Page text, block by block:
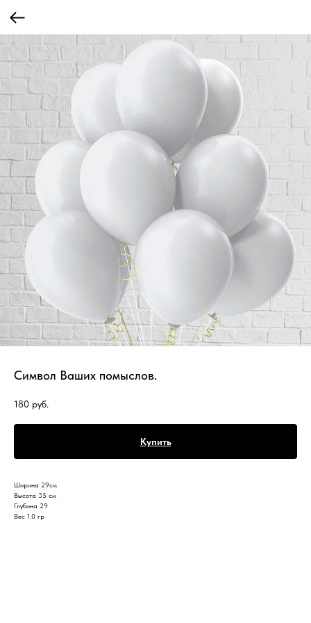
Символ Ваших помыслов.
180 руб.
Купить
Ширина 29см
Высота 35 см
Глубина 29
Вес 1.0 гр